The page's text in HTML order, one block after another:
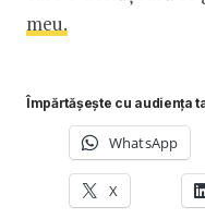
meu.
Împărtășește cu audiența
WhatsApp
X